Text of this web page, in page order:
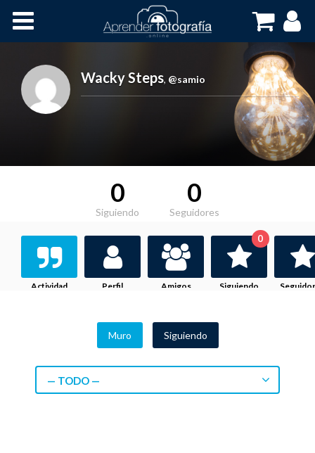
Cursos OnLine
Wacky Steps, @samio
0
Siguiendo
0
Seguidores
Actividad Perfil Amigos Siguiendo
0
Muro Siguiendo
— TODO —